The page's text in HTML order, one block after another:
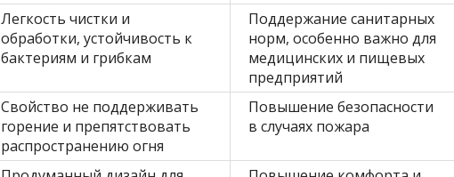
Легкость чистки и
обработки, устойчивость к
бактериям и грибкам
Поддержание санитарных
норм, особенно важно для
медицинских и пищевых
предприятий
Свойство не поддерживать
горение и препятствовать
распространению огня
Повышение безопасности
в случаях пожара